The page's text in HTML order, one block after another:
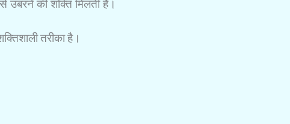
उबरने की शक्ति मिलती है।
तरीका है।